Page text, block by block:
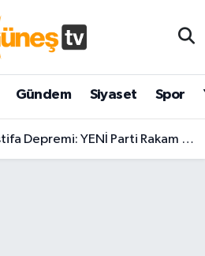
Gündem Siyaset Spor
YENİ Parti Rakam Verdi, Sayı 300'ü Aşıyor!